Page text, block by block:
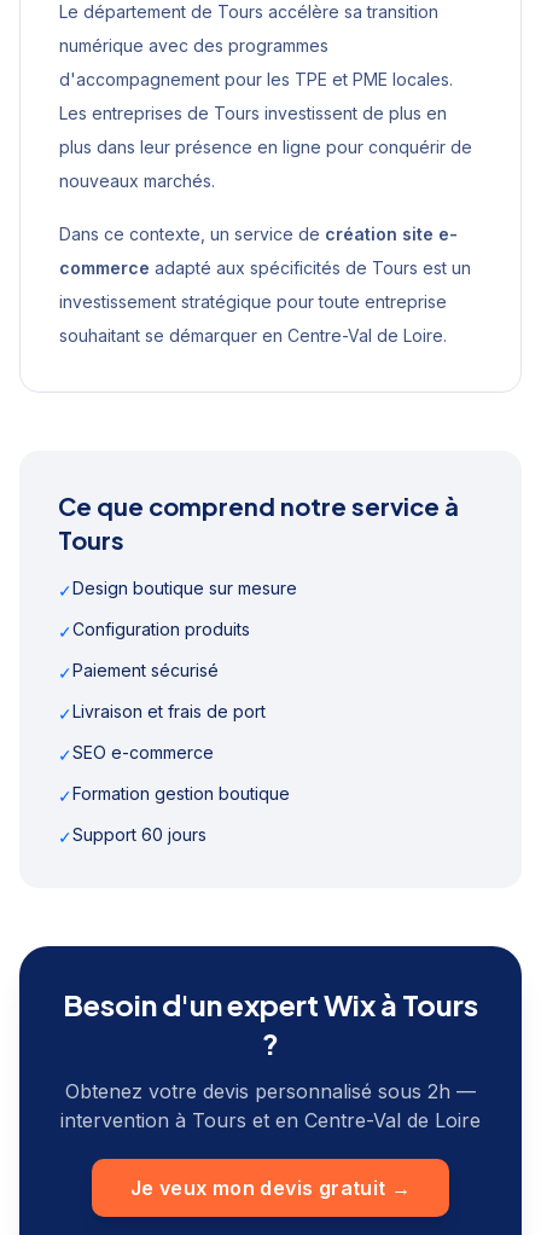
Le département de Tours accélère sa transition
numérique avec des programmes
d'accompagnement pour les TPE et PME locales.
Les entreprises de Tours investissent de plus en
plus dans leur présence en ligne pour conquérir de
nouveaux marchés.
Dans ce contexte, un service de création site e-
commerce adapté aux spécificités de Tours est un
investissement stratégique pour toute entreprise
souhaitant se démarquer en Centre-Val de Loire.
Ce que comprend notre service à
Tours
✓Design boutique sur mesure
✓Configuration produits
✓Paiement sécurisé
✓Livraison et frais de port
✓SEO e-commerce
✓Formation gestion boutique
✓Support 60 jours
Besoin d'un expert Wix à Tours
?
Obtenez votre devis personnalisé sous 2h —
intervention à Tours et en Centre-Val de Loire
Je veux mon devis gratuit →